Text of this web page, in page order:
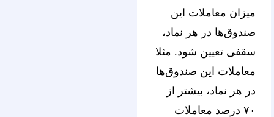
میزان معاملات این
صندوق‌ها در هر نماد،
سقفی تعیین شود. مثلا
معاملات این صندوق‌ها
در هر نماد، بیشتر از
۷۰ درصد معاملات